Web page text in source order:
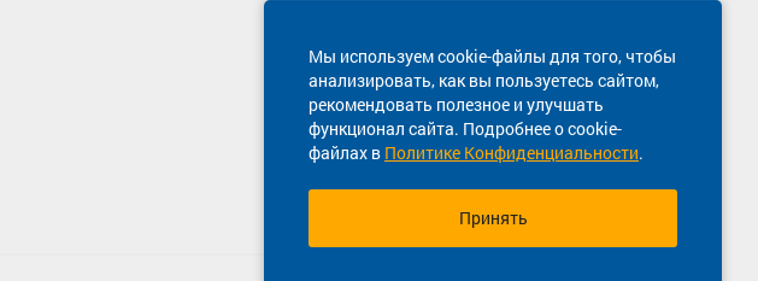
Мы используем cookie-файлы для того, чтобы
анализировать, как вы пользуетесь сайтом,
рекомендовать полезное и улучшать
функционал сайта. Подробнее о cookie-
файлах в Политике Конфиденциальности.
Принять
Техническая поддержка сайта
8 800 600-03-38